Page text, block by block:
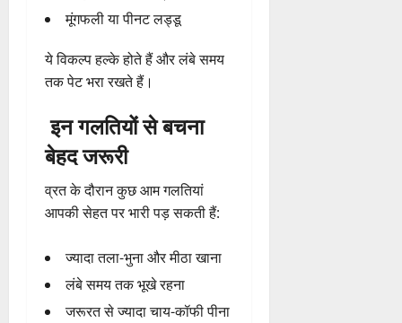
मूंगफली या पीनट लड्डू
ये विकल्प हल्के होते हैं और लंबे समय
तक पेट भरा रखते हैं।
इन गलतियों से बचना
बेहद जरूरी
व्रत के दौरान कुछ आम गलतियां
आपकी सेहत पर भारी पड़ सकती हैं:
ज्यादा तला-भुना और मीठा खाना
लंबे समय तक भूखे रहना
जरूरत से ज्यादा चाय-कॉफी पीना